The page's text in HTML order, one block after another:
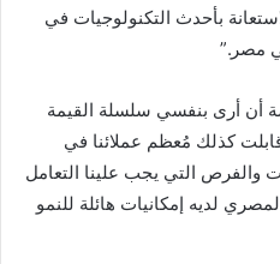
بأحدث التكنولوجيات في
مصر.”
أن أرى بنفسي سلسلة القيمة
كذلك مُعظم عملائنا في
والفرص التي يجب علينا التعامل
لديه إمكانيات هائلة للنمو